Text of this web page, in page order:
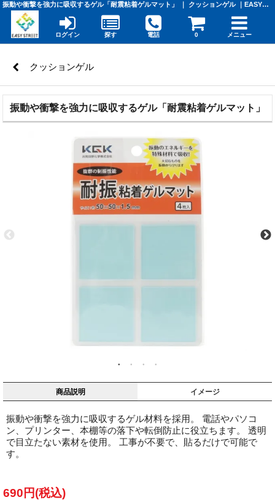
クッションゲル
振動や衝撃を強力に吸収するゲル「耐震粘着ゲルマット」
商品説明 イメージ
振動や衝撃を強力に吸収するゲル材料を採用。 電話やパソコ
ン、プリンター、本棚等の落下や転倒防止に役立ちます。 透明
で目立たない素材を使用。 工事が不要で、貼るだけで可能で
す。
690円(税込)
振動や衝撃を強力に吸収するゲル「耐震粘着ゲルマット」 ｜ クッションゲル ｜EASY STREET
ログイン 探す 電話 0 メニュー